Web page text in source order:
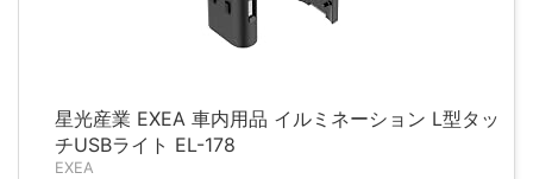
星光産業 EXEA 車内用品 イルミネーション L型タッ
チUSBライト EL-178
EXEA